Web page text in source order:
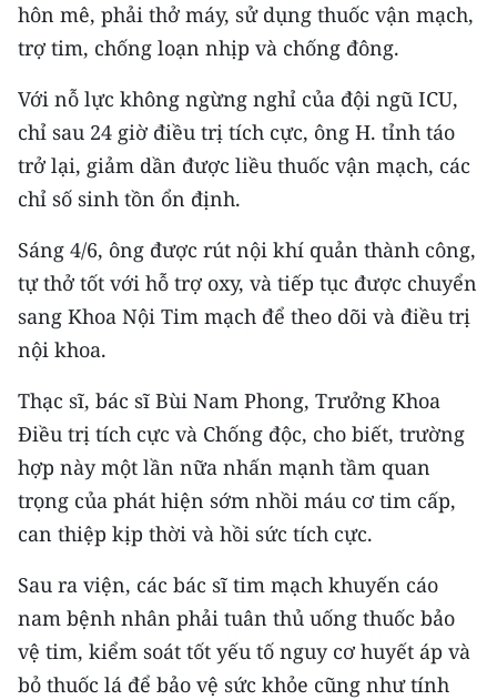
Đông Nam Bộ
Chuyên trang Hà Nội
Chuyên trang TP. Hồ Chí Minh
CÁC CHUYÊN TRANG
VỀ BÁO NHÂN DÂN
THỜI NAY
NHÂN DÂN CUỐI TUẦN
NHÂN DÂN HẰNG THÁNG
ĐỌC BÁO IN
ENGLISH
hôn mê, phải thở máy, sử dụng thuốc vận mạch,
trợ tim, chống loạn nhịp và chống đông.
Với nỗ lực không ngừng nghỉ của đội ngũ ICU,
chỉ sau 24 giờ điều trị tích cực, ông H. tỉnh táo
trở lại, giảm dần được liều thuốc vận mạch, các
chỉ số sinh tồn ổn định.
Sáng 4/6, ông được rút nội khí quản thành công,
tự thở tốt với hỗ trợ oxy, và tiếp tục được chuyển
sang Khoa Nội Tim mạch để theo dõi và điều trị
nội khoa.
Thạc sĩ, bác sĩ Bùi Nam Phong, Trưởng Khoa
Điều trị tích cực và Chống độc, cho biết, trường
hợp này một lần nữa nhấn mạnh tầm quan
trọng của phát hiện sớm nhồi máu cơ tim cấp,
can thiệp kịp thời và hồi sức tích cực.
Sau ra viện, các bác sĩ tim mạch khuyến cáo
nam bệnh nhân phải tuân thủ uống thuốc bảo
vệ tim, kiểm soát tốt yếu tố nguy cơ huyết áp và
bỏ thuốc lá để bảo vệ sức khỏe cũng như tính